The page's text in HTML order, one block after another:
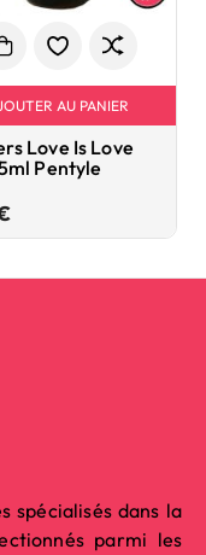
AU PANIER
Love Is Love
Pentyle
Prix
spécialisés dans la
parmi les